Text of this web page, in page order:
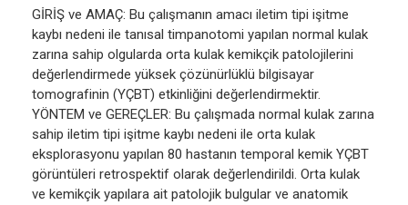
GİRİŞ ve AMAÇ: Bu çalışmanın amacı iletim tipi işitme
kaybı nedeni ile tanısal timpanotomi yapılan normal kulak
zarına sahip olgularda orta kulak kemikçik patolojilerini
değerlendirmede yüksek çözünürlüklü bilgisayar
tomografinin (YÇBT) etkinliğini değerlendirmektir.
YÖNTEM ve GEREÇLER: Bu çalışmada normal kulak zarına
sahip iletim tipi işitme kaybı nedeni ile orta kulak
eksplorasyonu yapılan 80 hastanın temporal kemik YÇBT
görüntüleri retrospektif olarak değerlendirildi. Orta kulak
ve kemikçik yapılara ait patolojik bulgular ve anatomik